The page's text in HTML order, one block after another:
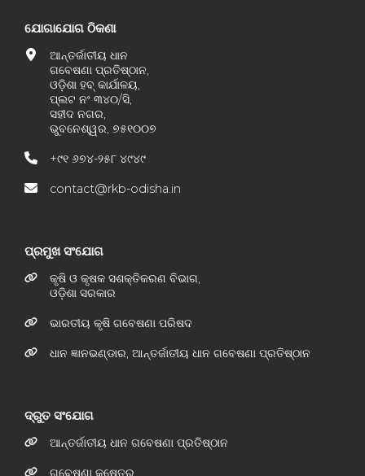
ଯୋଗାଯୋଗ ଠିକଣା
ଆନ୍ତର୍ଜାତୀୟ ଧାନ
ଗବେଷଣା ପ୍ରତିଷ୍ଠାନ,
ଓଡ଼ିଶା ହବ୍ କାର୍ଯାଳୟ,
ପ୍ଲଟ ନଂ ୩୪୦/ସି,
ସହୀଦ ନଗର,
ଭୁବନେଶ୍ୱର, ୭୫୧୦୦୭
+୯୧ ୬୭୪-୨୫୮ ୪୯୪୯
contact@rkb-odisha.in
ପ୍ରମୁଖ ସଂଯୋଗ
କୃଷି ଓ କୃଷକ ସଶକ୍ତିକରଣ ବିଭାଗ,
ଓଡ଼ିଶା ସରକାର
ଭାରତୀୟ କୃଷି ଗବେଷଣା ପରିଷଦ
ଧାନ ଜ୍ଞାନଭଣ୍ଡାର, ଆନ୍ତର୍ଜାତୀୟ ଧାନ ଗବେଷଣା ପ୍ରତିଷ୍ଠାନ
ଦ୍ରୁତ ସଂଯୋଗ
ଆନ୍ତର୍ଜାତୀୟ ଧାନ ଗବେଷଣା ପ୍ରତିଷ୍ଠାନ
ଗବେଷଣା କ୍ଷେତ୍ର